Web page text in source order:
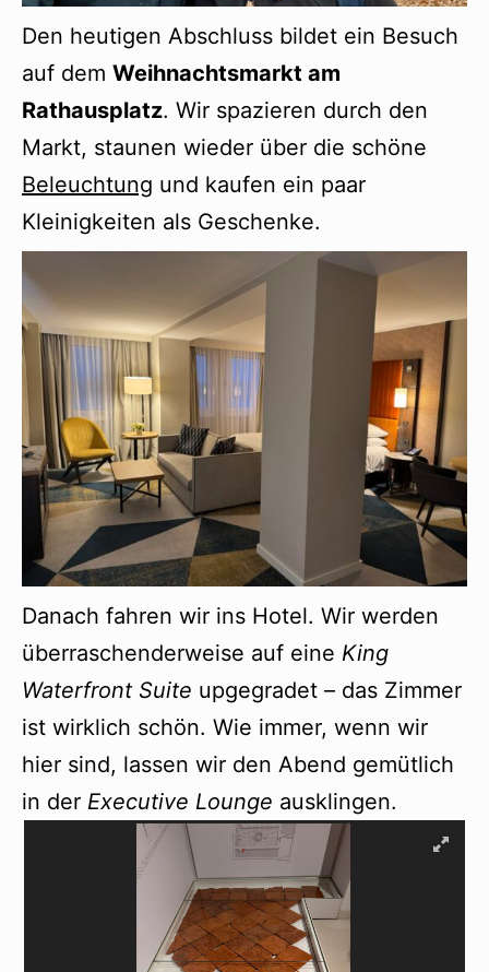
Den heutigen Abschluss bildet ein Besuch
auf dem Weihnachtsmarkt am
Rathausplatz. Wir spazieren durch den
Markt, staunen wieder über die schöne
Beleuchtung und kaufen ein paar
Kleinigkeiten als Geschenke.
Danach fahren wir ins Hotel. Wir werden
überraschenderweise auf eine King
Waterfront Suite upgegradet – das Zimmer
ist wirklich schön. Wie immer, wenn wir
hier sind, lassen wir den Abend gemütlich
in der Executive Lounge ausklingen.